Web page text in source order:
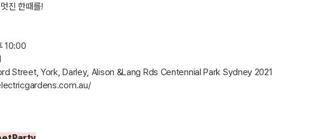
진 한때를!
10:00
Street, York, Darley, Alison &Lang Rds Centennial Park Sydney 2021